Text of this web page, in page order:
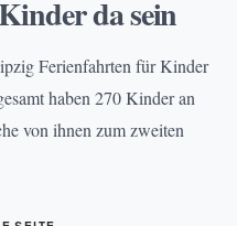
da sein
Ferienfahrten für Kinder
haben 270 Kinder an
von ihnen zum zweiten